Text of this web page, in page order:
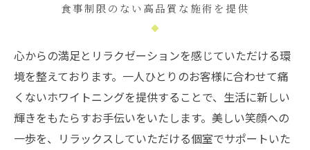
食事制限のない高品質な施術を提供
心からの満足とリラクゼーションを感じていただける環
境を整えております。一人ひとりのお客様に合わせて痛
くないホワイトニングを提供することで、生活に新しい
輝きをもたらすお手伝いをいたします。美しい笑顔への
一歩を、リラックスしていただける個室でサポートいた